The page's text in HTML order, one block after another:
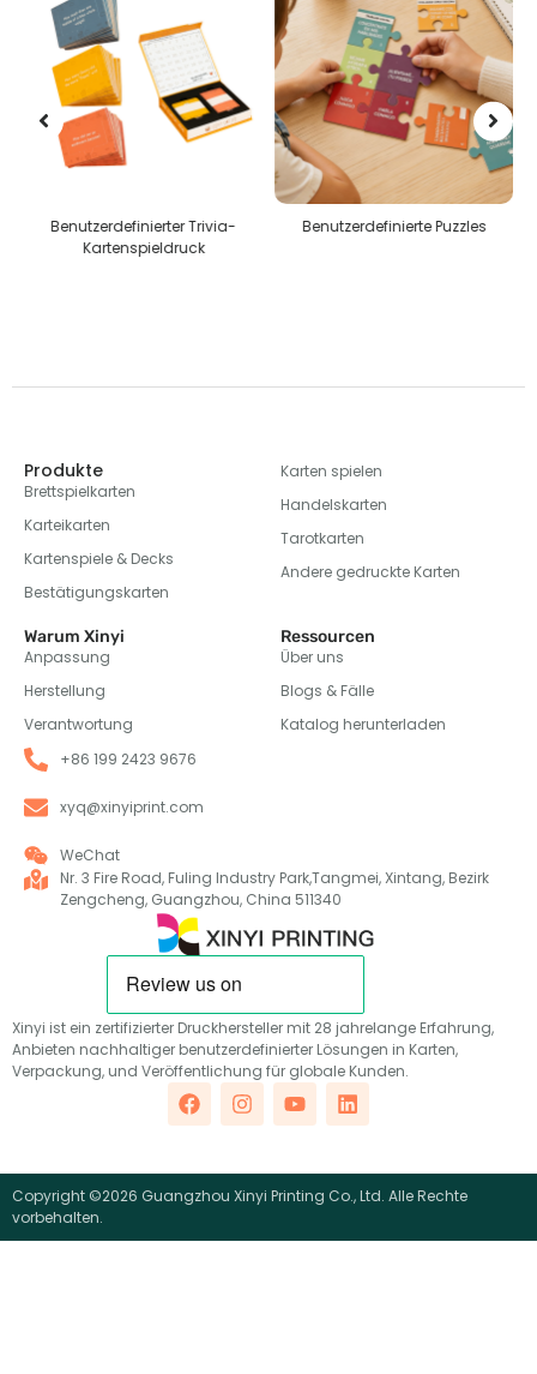
Benutzerdefinierter Trivia-
Kartenspieldruck
Benutzerdefinierte Puzzles
Xinyi ist ein zertifizierter Druckhersteller mit 28 jahrelange Erfahrung,
Anbieten nachhaltiger benutzerdefinierter Lösungen in Karten,
Verpackung, und Veröffentlichung für globale Kunden.
Produkte
Brettspielkarten
Karteikarten
Kartenspiele & Decks
Bestätigungskarten
Karten spielen
Handelskarten
Tarotkarten
Andere gedruckte Karten
Warum Xinyi
Anpassung
Herstellung
Verantwortung
Ressourcen
Über uns
Blogs & Fälle
Katalog herunterladen
+86 199 2423 9676
xyq@xinyiprint.com
WeChat
Nr. 3 Fire Road, Fuling Industry Park,Tangmei, Xintang, Bezirk
Zengcheng, Guangzhou, China 511340
Copyright ©2026 Guangzhou Xinyi Printing Co., Ltd. Alle Rechte
vorbehalten.